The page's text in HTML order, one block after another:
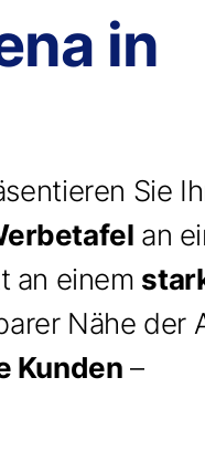
in
Sie
an
an einem
Nähe der
Kunden –